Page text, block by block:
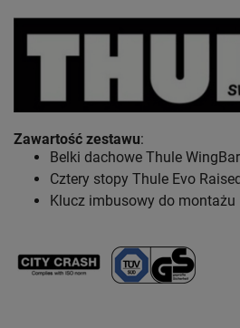
Zawartość zestawu:
Belki dachowe Thule
Cztery stopy Thule Evo
Klucz imbusowy do montażu